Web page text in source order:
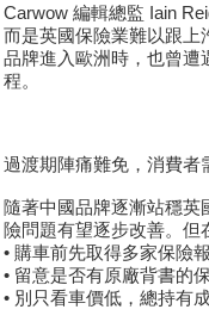
Carwow 編輯總監 Iain
而是英國保險業難以跟上
品牌進入歐洲時，也曾遭
程。
過渡期陣痛難免，消費者
隨著中國品牌逐漸站穩英
險問題有望逐步改善。但
• 購車前先取得多家保險
• 留意是否有原廠背書的
• 別只看車價低，總持有